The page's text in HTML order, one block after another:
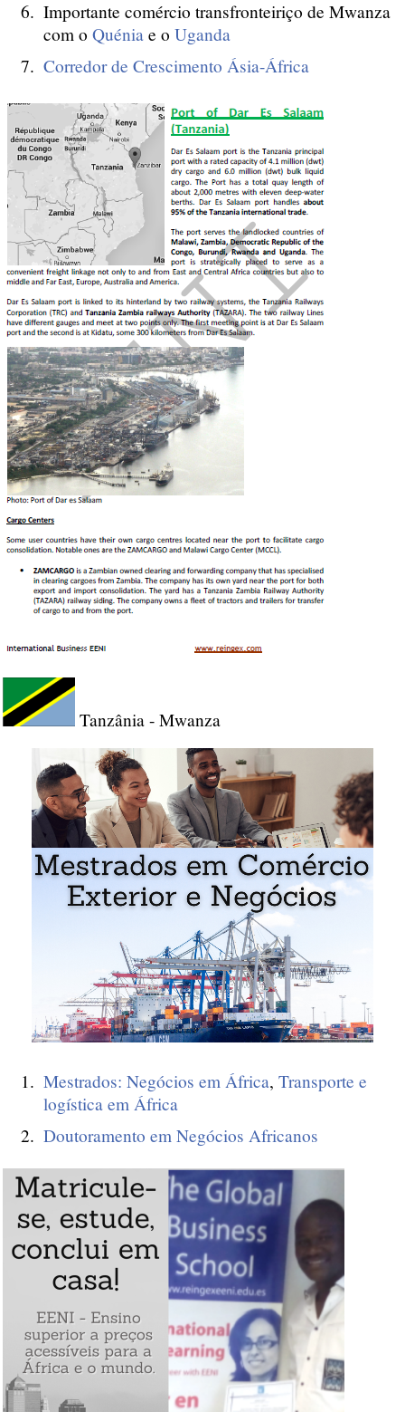
Importante comércio transfronteiriço de Mwanza
com o Quénia e o Uganda
Corredor de Crescimento Ásia-África
Tanzânia - Mwanza
Mestrados: Negócios em África, Transporte e
logística em África
Doutoramento em Negócios Africanos